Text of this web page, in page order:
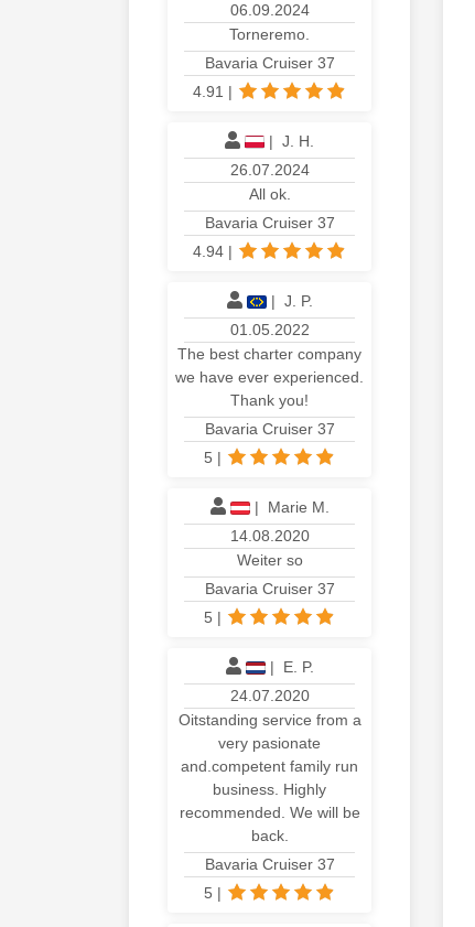
06.09.2024
Torneremo.
Bavaria Cruiser 37
4.91 |
| J. H.
26.07.2024
All ok.
Bavaria Cruiser 37
4.94 |
| J. P.
01.05.2022
The best charter company
we have ever experienced.
Thank you!
Bavaria Cruiser 37
5 |
|
Marie M.
14.08.2020
Weiter so
Bavaria Cruiser 37
5 |
|
E. P.
24.07.2020
Oitstanding service from a
very pasionate
and.competent family run
business. Highly
recommended. We will be
back.
Bavaria Cruiser 37
5 |